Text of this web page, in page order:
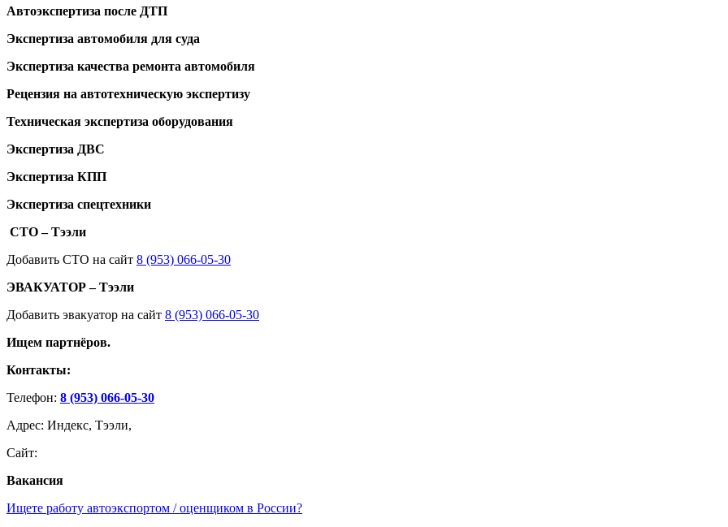
Автоэкспертиза после ДТП
Экспертиза автомобиля для суда
Экспертиза качества ремонта автомобиля
Рецензия на автотехническую экспертизу
Техническая экспертиза оборудования
Экспертиза ДВС
Экспертиза КПП
Экспертиза спецтехники
СТО – Тээли
Добавить СТО на сайт 8 (953) 066-05-30
ЭВАКУАТОР – Тээли
Добавить эвакуатор на сайт 8 (953) 066-05-30
Ищем партнёров.
Контакты:
Телефон: 8 (953) 066-05-30
Адрес: Индекс, Тээли,
Сайт:
Вакансия
Ищете работу автоэкспортом / оценщиком в России?